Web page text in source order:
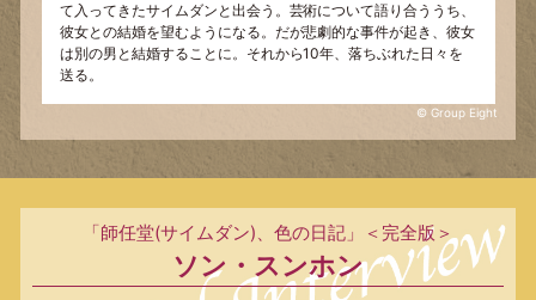
て入ってきたサイムダンと出会う。芸術について語り合ううち、
彼女との結婚を望むようになる。だが悲劇的な事件が起き、彼女
は別の男と結婚することに。それから10年、落ちぶれた日々を
送る。
© Group Eight
「師任堂(サイムダン)、色の日記」＜完全版＞
ソン・スンホン